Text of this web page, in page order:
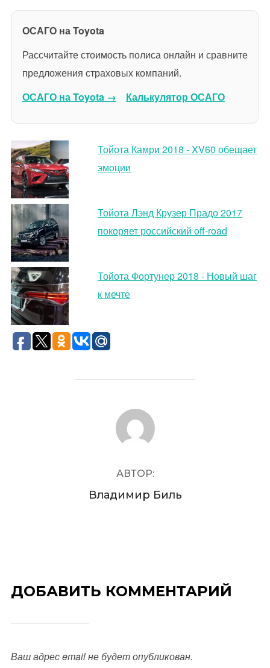
ОСАГО на Toyota
Рассчитайте стоимость полиса онлайн и сравните
предложения страховых компаний.
ОСАГО на Toyota →
Калькулятор ОСАГО
Тойота Камри 2018 - XV60 обещает
эмоции
Тойота Лэнд Крузер Прадо 2017
покоряет российский off-road
Тойота Фортунер 2018 - Новый шаг
к мечте
АВТОР ЗАПИСИ
АВТОР:
Владимир Биль
ДОБАВИТЬ КОММЕНТАРИЙ
Ваш адрес email не будет опубликован.